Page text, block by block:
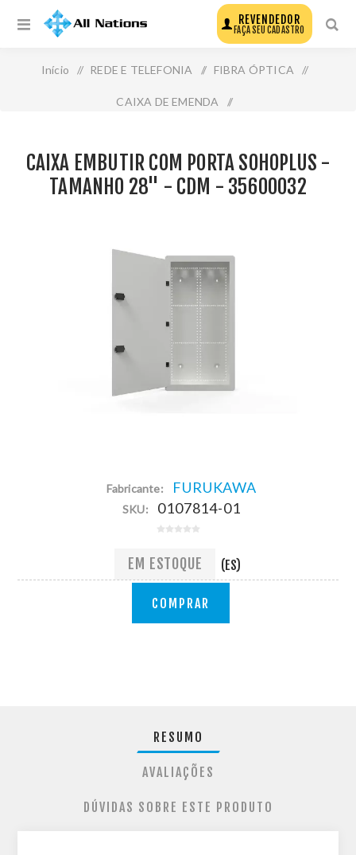
REVENDEDOR
FAÇA SEU CADASTRO
Início / REDE E TELEFONIA / FIBRA ÓPTICA /
CAIXA DE EMENDA /
35600032
CAIXA EMBUTIR COM PORTA SOHOPLUS -
TAMANHO 28" - CDM - 35600032
Fabricante: FURUKAWA
SKU: 0107814-01
EM ESTOQUE (ES)
COMPRAR
RESUMO
AVALIAÇÕES
DÚVIDAS SOBRE ESTE PRODUTO